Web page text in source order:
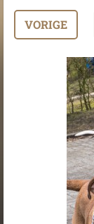
VORIGE